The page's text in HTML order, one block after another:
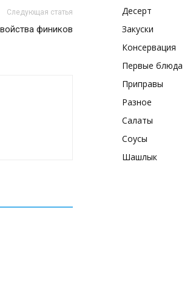
Следующая статья
фиников
Десерт
Закуски
Консервация
Первые блюда
Приправы
Разное
Салаты
Соусы
Шашлык